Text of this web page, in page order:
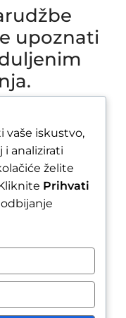
upoznati
1 August 2026 to
after 30 July
during the
confirm that you
shipping
vaše iskustvo,
i analizirati
želite
Prihvati
odbijanje